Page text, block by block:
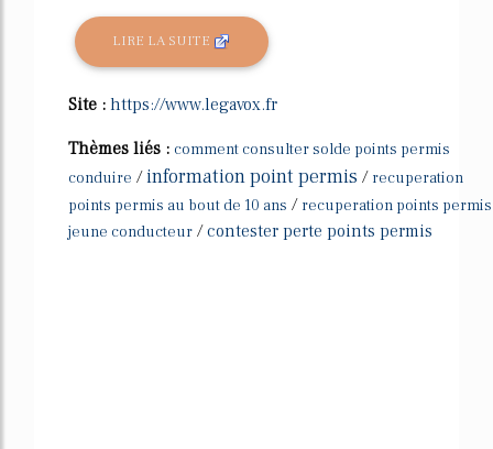
LIRE LA SUITE
Site : https://www.legavox.fr
Thèmes liés : comment consulter solde points permis
conduire /information point permis / recuperation
points permis au bout de 10 ans / recuperation points permis
jeune conducteur /contester perte points permis